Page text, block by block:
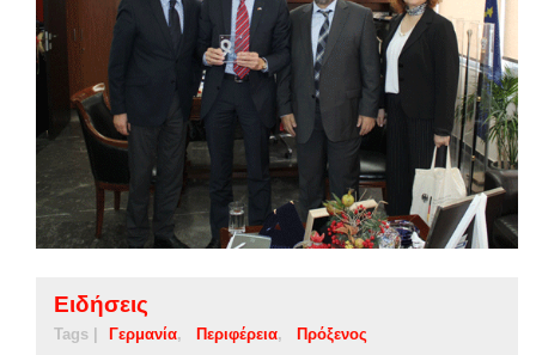
Ειδήσεις
Tags | Γερμανία Περιφέρεια Πρόξενος